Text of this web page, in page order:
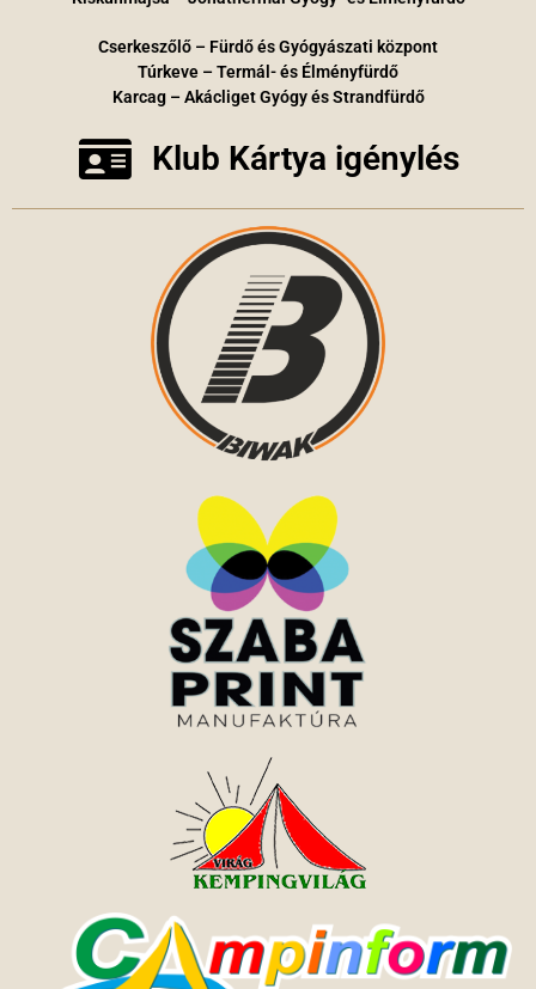
Cserkeszőlő – Fürdő és Gyógyászati központ
Túrkeve – Termál- és Élményfürdő
Karcag – Akácliget Gyógy és Strandfürdő
Klub Kártya igénylés